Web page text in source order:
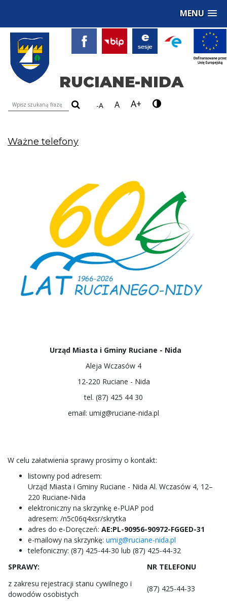
MENU
RUCIANE-NIDA
Wyszukiwarka treści na stronie
-A A A+
Ważne telefony
Urząd Miasta i Gminy Ruciane - Nida
Aleja Wczasów 4
12-220 Ruciane - Nida
tel. (87) 425 44 30
email: umig@ruciane-nida.pl
W celu załatwienia sprawy prosimy o kontakt:
listowny pod adresem:
Urząd Miasta i Gminy Ruciane - Nida Al. Wczasów 4, 12–
220 Ruciane-Nida
elektroniczny na skrzynkę e-PUAP pod
adresem: /n5c06q4xsr/skrytka
adres do e-Doręczeń: AE:PL-90956-90972-FGGED-31
e-mailowy na skrzynkę: umig@ruciane-nida.pl
telefoniczny: (87) 425-44-30 lub (87) 425-44-32
SPRAWY:
NR TELEFONU
z zakresu rejestracji stanu cywilnego i
dowodów osobistych
(87) 425-44-33